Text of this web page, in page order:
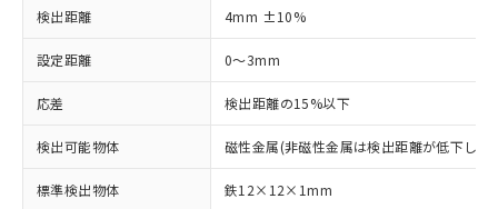
検出距離 4mm ±10%
設定距離 0～3mm
応差 検出距離の15%以下
検出可能物体 磁性金属(非磁性金属は検出距離が低下しま
標準検出物体 鉄12×12×1mm